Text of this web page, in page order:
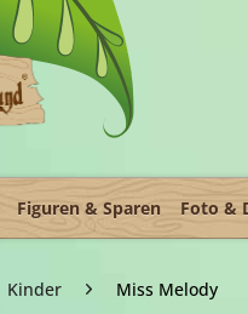
Figuren & Sparen Foto &
Kinder Miss Melody